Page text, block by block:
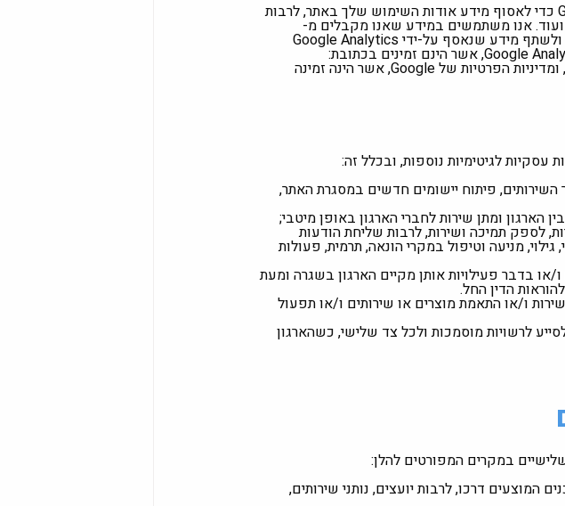
מבלי לגרוע מהאמור לעיל, האתר עשוי להשתמש בכלי Google Analytics כדי לאסוף מידע אודות השימוש שלך באתר, לרבות
אנו משתמשים במידע שאנו מקבלים מ-
Google Analytics כדי לשמר ולשפר את האתר. הזכות של Google להשתמש ולשתף מידע שנאסף על-ידי Google Analytics
, ומדיניות הפרטיות של Google, אשר הינה זמינה
לגיטימיות נוספות, ובכלל זה:
השירותים, פיתוח יישומים חדשים במסגרת האתר,
ומתן שירות לחברי הארגון באופן מיטבי;
לספק תמיכה ושירות, לרבות שליחת הודעות
גילוי, מניעה וטיפול במקרי הונאה, תרמית, פעולות
או בדבר פעילויות אותן מקיים הארגון בשגרה ומעת
הדין החל.
ו/או התאמת מוצרים או שירותים ו/או תפעול
לרשויות מוסמכות ולכל צד שלישי, כשהארגון
במקרים המפורטים להלן:
דרכו, לרבות יועצים, נותני שירותים,